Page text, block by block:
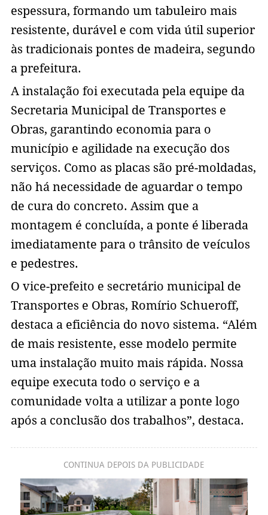
espessura, formando um tabuleiro mais
resistente, durável e com vida útil superior
às tradicionais pontes de madeira, segundo
a prefeitura.
A instalação foi executada pela equipe da
Secretaria Municipal de Transportes e
Obras, garantindo economia para o
município e agilidade na execução dos
serviços. Como as placas são pré-moldadas,
não há necessidade de aguardar o tempo
de cura do concreto. Assim que a
montagem é concluída, a ponte é liberada
imediatamente para o trânsito de veículos
e pedestres.
O vice-prefeito e secretário municipal de
Transportes e Obras, Romírio Schueroff,
destaca a eficiência do novo sistema. “Além
de mais resistente, esse modelo permite
uma instalação muito mais rápida. Nossa
equipe executa todo o serviço e a
comunidade volta a utilizar a ponte logo
após a conclusão dos trabalhos”, destaca.
CONTINUA DEPOIS DA PUBLICIDADE